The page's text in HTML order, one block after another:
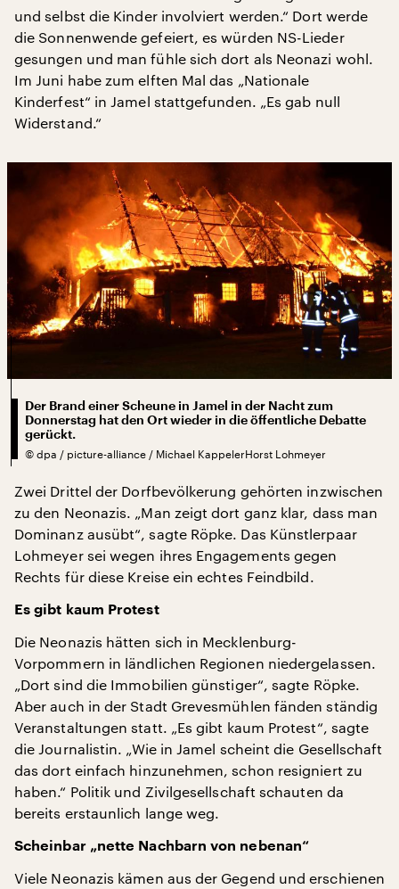
und selbst die Kinder involviert werden.“ Dort werde
die Sonnenwende gefeiert, es würden NS-Lieder
gesungen und man fühle sich dort als Neonazi wohl.
Im Juni habe zum elften Mal das „Nationale
Kinderfest“ in Jamel stattgefunden. „Es gab null
Widerstand.“
Der Brand einer Scheune in Jamel in der Nacht zum
Donnerstag hat den Ort wieder in die öffentliche Debatte
gerückt.
© dpa / picture-alliance / Michael KappelerHorst Lohmeyer
Zwei Drittel der Dorfbevölkerung gehörten inzwischen
zu den Neonazis. „Man zeigt dort ganz klar, dass man
Dominanz ausübt“, sagte Röpke. Das Künstlerpaar
Lohmeyer sei wegen ihres Engagements gegen
Rechts für diese Kreise ein echtes Feindbild.
Es gibt kaum Protest
Die Neonazis hätten sich in Mecklenburg-
Vorpommern in ländlichen Regionen niedergelassen.
„Dort sind die Immobilien günstiger“, sagte Röpke.
Aber auch in der Stadt Grevesmühlen fänden ständig
Veranstaltungen statt. „Es gibt kaum Protest“, sagte
die Journalistin. „Wie in Jamel scheint die Gesellschaft
das dort einfach hinzunehmen, schon resigniert zu
haben.“ Politik und Zivilgesellschaft schauten da
bereits erstaunlich lange weg.
Scheinbar „nette Nachbarn von nebenan“
Viele Neonazis kämen aus der Gegend und erschienen